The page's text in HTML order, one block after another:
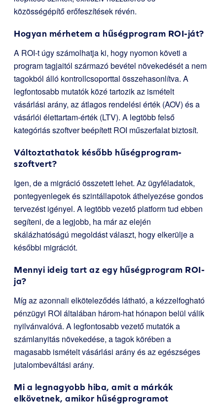
közösségépítő erőfeszítések révén.
Hogyan mérhetem a hűségprogram ROI-ját?
A ROI-t úgy számolhatja ki, hogy nyomon követi a
program tagjaitól származó bevétel növekedését a nem
tagokból álló kontrollcsoporttal összehasonlítva. A
legfontosabb mutatók közé tartozik az ismételt
vásárlási arány, az átlagos rendelési érték (AOV) és a
vásárlói élettartam-érték (LTV). A legtöbb felső
kategóriás szoftver beépített ROI műszerfalat biztosít.
Változtathatok később hűségprogram-
szoftvert?
Igen, de a migráció összetett lehet. Az ügyféladatok,
pontegyenlegek és szintállapotok áthelyezése gondos
tervezést igényel. A legtöbb vezető platform tud ebben
segíteni, de a legjobb, ha már az elején
skálázhatóságú megoldást választ, hogy elkerülje a
későbbi migrációt.
Mennyi ideig tart az egy hűségprogram ROI-
ja?
Míg az azonnali elköteleződés látható, a kézzelfogható
pénzügyi ROI általában három-hat hónapon belül válik
nyilvánvalóvá. A legfontosabb vezető mutatók a
számlanyitás növekedése, a tagok körében a
magasabb ismételt vásárlási arány és az egészséges
jutalombeváltási arány.
Mi a legnagyobb hiba, amit a márkák
elkövetnek, amikor hűségprogramot